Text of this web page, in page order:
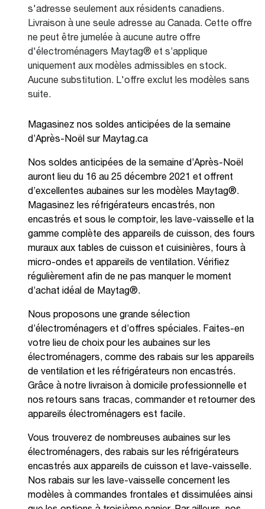
s'adresse seulement aux résidents canadiens.
Livraison à une seule adresse au Canada. Cette offre
ne peut être jumelée à aucune autre offre
d'électroménagers Maytag® et s’applique
uniquement aux modèles admissibles en stock.
Aucune substitution. L'offre exclut les modèles sans
suite.
Magasinez nos soldes anticipées de la semaine
d’Après-Noël sur Maytag.ca
Nos soldes anticipées de la semaine d’Après-Noël
auront lieu du 16 au 25 décembre 2021 et offrent
d’excellentes aubaines sur les modèles Maytag®.
Magasinez les réfrigérateurs encastrés, non
encastrés et sous le comptoir, les lave-vaisselle et la
gamme complète des appareils de cuisson, des fours
muraux aux tables de cuisson et cuisinières, fours à
micro-ondes et appareils de ventilation. Vérifiez
régulièrement afin de ne pas manquer le moment
d’achat idéal de Maytag®.
Nous proposons une grande sélection
d’électroménagers et d’offres spéciales. Faites-en
votre lieu de choix pour les aubaines sur les
électroménagers, comme des rabais sur les appareils
de ventilation et les réfrigérateurs non encastrés.
Grâce à notre livraison à domicile professionnelle et
nos retours sans tracas, commander et retourner des
appareils électroménagers est facile.
Vous trouverez de nombreuses aubaines sur les
électroménagers, des rabais sur les réfrigérateurs
encastrés aux appareils de cuisson et lave-vaisselle.
Nos rabais sur les lave-vaisselle concernent les
modèles à commandes frontales et dissimulées ainsi